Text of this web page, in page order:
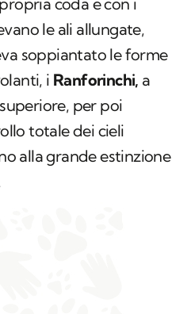
le ali allungate,
soppiantato le forme
i Ranforinchi, a
per poi
totale dei cieli
alla grande estinzione